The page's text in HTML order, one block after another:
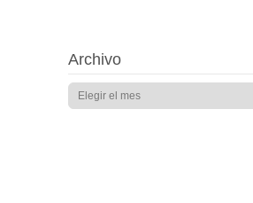
Archivo